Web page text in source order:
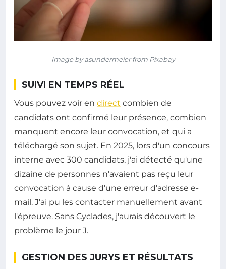
Image by asundermeier from Pixabay
SUIVI EN TEMPS RÉEL
Vous pouvez voir en direct combien de
candidats ont confirmé leur présence, combien
manquent encore leur convocation, et qui a
téléchargé son sujet. En 2025, lors d'un concours
interne avec 300 candidats, j'ai détecté qu'une
dizaine de personnes n'avaient pas reçu leur
convocation à cause d'une erreur d'adresse e-
mail. J'ai pu les contacter manuellement avant
l'épreuve. Sans Cyclades, j'aurais découvert le
problème le jour J.
GESTION DES JURYS ET RÉSULTATS